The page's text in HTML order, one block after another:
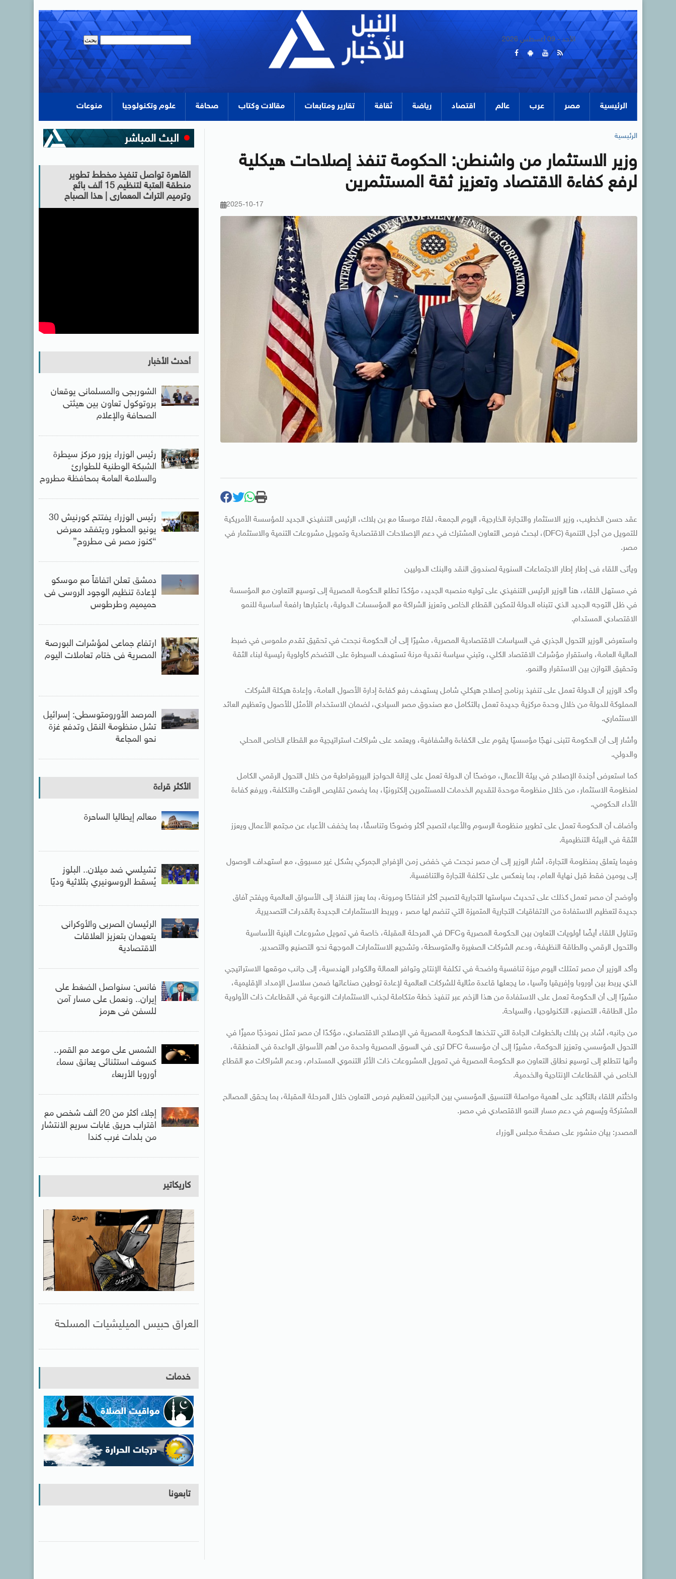
الأحد - 09 أغسطس 2026
الرئيسية مصر عرب عالم اقتصاد رياضة ثقافة تقارير ومتابعات مقالات وكتاب صحافة علوم وتكنولوجيا منوعات
الرئيسية
وزير الاستثمار من واشنطن: الحكومة تنفذ إصلاحات هيكلية
لرفع كفاءة الاقتصاد وتعزيز ثقة المستثمرين
2025-10-17
عقد حسن الخطيب، وزير الاستثمار والتجارة الخارجية، اليوم الجمعة، لقاءً موسعًا مع بن بلاك، الرئيس التنفيذي الجديد للمؤسسة الأمريكية
للتمويل من أجل التنمية (DFC)، لبحث فرص التعاون المشترك في دعم الإصلاحات الاقتصادية وتمويل مشروعات التنمية والاستثمار في
مصر.
ويأتى اللقاء فى إطار إطار الاجتماعات السنوية لصندوق النقد والبنك الدوليين
في مستهل اللقاء، هنأ الوزير الرئيس التنفيذي على توليه منصبه الجديد، مؤكدًا تطلع الحكومة المصرية إلى توسيع التعاون مع المؤسسة
في ظل التوجه الجديد الذي تتبناه الدولة لتمكين القطاع الخاص وتعزيز الشراكة مع المؤسسات الدولية، باعتبارها رافعة أساسية للنمو
الاقتصادي المستدام.
واستعرض الوزير التحول الجذري في السياسات الاقتصادية المصرية، مشيرًا إلى أن الحكومة نجحت في تحقيق تقدم ملموس في ضبط
المالية العامة، واستقرار مؤشرات الاقتصاد الكلي، وتبني سياسة نقدية مرنة تستهدف السيطرة على التضخم كأولوية رئيسية لبناء الثقة
وتحقيق التوازن بين الاستقرار والنمو.
وأكد الوزير أن الدولة تعمل على تنفيذ برنامج إصلاح هيكلي شامل يستهدف رفع كفاءة إدارة الأصول العامة، وإعادة هيكلة الشركات
المملوكة للدولة من خلال وحدة مركزية جديدة تعمل بالتكامل مع صندوق مصر السيادي، لضمان الاستخدام الأمثل للأصول وتعظيم العائد
الاستثماري.
وأشار إلى أن الحكومة تتبنى نهجًا مؤسسيًا يقوم على الكفاءة والشفافية، ويعتمد على شراكات استراتيجية مع القطاع الخاص المحلي
والدولي.
كما استعرض أجندة الإصلاح في بيئة الأعمال، موضحًا أن الدولة تعمل على إزالة الحواجز البيروقراطية من خلال التحول الرقمي الكامل
لمنظومة الاستثمار، من خلال منظومة موحدة لتقديم الخدمات للمستثمرين إلكترونيًا، بما يضمن تقليص الوقت والتكلفة، ويرفع كفاءة
الأداء الحكومي.
وأضاف أن الحكومة تعمل على تطوير منظومة الرسوم والأعباء لتصبح أكثر وضوحًا وتناسقًا، بما يخفف الأعباء عن مجتمع الأعمال ويعزز
الثقة في البيئة التنظيمية.
وفيما يتعلق بمنظومة التجارة، أشار الوزير إلى أن مصر نجحت في خفض زمن الإفراج الجمركي بشكل غير مسبوق، مع استهداف الوصول
إلى يومين فقط قبل نهاية العام، بما ينعكس على تكلفة التجارة والتنافسية.
وأوضح أن مصر تعمل كذلك على تحديث سياستها التجارية لتصبح أكثر انفتاحًا ومرونة، بما يعزز النفاذ إلى الأسواق العالمية ويفتح آفاق
جديدة لتعظيم الاستفادة من الاتفاقيات التجارية المتميزة التي تنضم لها مصر ، ويربط الاستثمارات الجديدة بالقدرات التصديرية.
وتناول اللقاء أيضًا أولويات التعاون بين الحكومة المصرية وDFC في المرحلة المقبلة، خاصة في تمويل مشروعات البنية الأساسية
والتحول الرقمي والطاقة النظيفة، ودعم الشركات الصغيرة والمتوسطة، وتشجيع الاستثمارات الموجهة نحو التصنيع والتصدير.
وأكد الوزير أن مصر تمتلك اليوم ميزة تنافسية واضحة في تكلفة الإنتاج وتوافر العمالة والكوادر الهندسية، إلى جانب موقعها الاستراتيجي
الذي يربط بين أوروبا وإفريقيا وآسيا، ما يجعلها قاعدة مثالية للشركات العالمية لإعادة توطين صناعاتها ضمن سلاسل الإمداد الإقليمية،
مشيرًا إلى أن الحكومة تعمل على الاستفادة من هذا الزخم عبر تنفيذ خطة متكاملة لجذب الاستثمارات النوعية في القطاعات ذات الأولوية
مثل الطاقة، التصنيع، التكنولوجيا، والسياحة.
من جانبه، أشاد بن بلاك بالخطوات الجادة التي تتخذها الحكومة المصرية في الإصلاح الاقتصادي، مؤكدًا أن مصر تمثل نموذجًا مميزًا في
التحول المؤسسي وتعزيز الحوكمة، مشيرًا إلى أن مؤسسة DFC ترى في السوق المصرية واحدة من أهم الأسواق الواعدة في المنطقة،
وأنها تتطلع إلى توسيع نطاق التعاون مع الحكومة المصرية في تمويل المشروعات ذات الأثر التنموي المستدام، ودعم الشراكات مع القطاع
الخاص في القطاعات الإنتاجية والخدمية.
واختُتم اللقاء بالتأكيد على أهمية مواصلة التنسيق المؤسسي بين الجانبين لتعظيم فرص التعاون خلال المرحلة المقبلة، بما يحقق المصالح
المشتركة ويُسهم في دعم مسار النمو الاقتصادي في مصر.
المصدر: بيان منشور على صفحة مجلس الوزراء
القاهرة تواصل تنفيذ مخطط تطوير
منطقة العتبة لتنظيم 15 ألف بائع
وترميم التراث المعمارى | هذا الصباح
أحدث الأخبار
الشوربجى والمسلمانى يوقعان
بروتوكول تعاون بين هيئتى
الصحافة والإعلام
رئيس الوزراء يزور مركز سيطرة
الشبكة الوطنية للطوارئ
والسلامة العامة بمحافظة مطروح
رئيس الوزراء يفتتح كورنيش 30
يونيو المطور ويتفقد معرض
“كنوز مصر فى مطروح”
دمشق تعلن اتفاقاً مع موسكو
لإعادة تنظيم الوجود الروسى فى
حميميم وطرطوس
ارتفاع جماعى لمؤشرات البورصة
المصرية فى ختام تعاملات اليوم
المرصد الأورومتوسطى: إسرائيل
تشل منظومة النقل وتدفع غزة
نحو المجاعة
الأكثر قراءة
معالم إيطاليا الساحرة
تشيلسي ضد ميلان.. البلوز
يُسقط الروسونيري بثلاثية وديًا
الرئيسان الصربى والأوكرانى
يتعهدان بتعزيز العلاقات
الاقتصادية
فانس: سنواصل الضغط على
إيران.. ونعمل على مسار آمن
للسفن فى هرمز
الشمس على موعد مع القمر..
كسوف استثنائى يعانق سماء
أوروبا الأربعاء
إجلاء أكثر من 20 ألف شخص مع
اقتراب حريق غابات سريع الانتشار
من بلدات غرب كندا
كاريكاتير
العراق حبيس الميليشيات المسلحة
خدمات
تابعونا